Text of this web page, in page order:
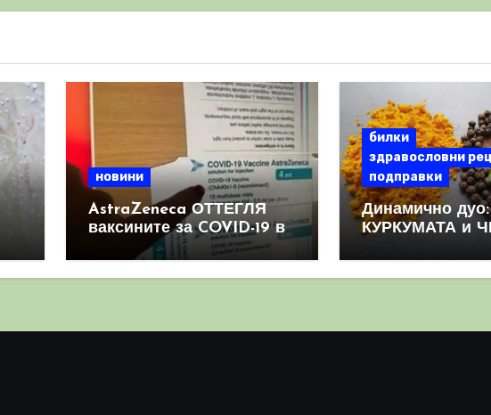
новини
AstraZeneca ОТТЕГЛЯ
ваксините за COVID-19 в
световен мащаб, след
като призна, че те
билки
здравословни
подправки
Динамично
КУРКУМАТА и
комбинация